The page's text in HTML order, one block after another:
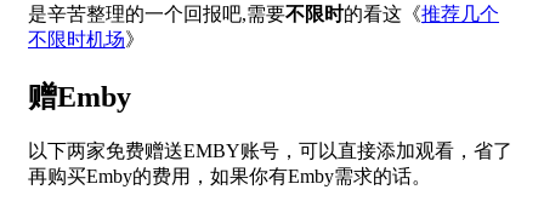
是辛苦整理的一个回报吧,需要不限时的看这《推荐几个
不限时机场》
赠Emby
以下两家免费赠送EMBY账号，可以直接添加观看，省了
再购买Emby的费用，如果你有Emby需求的话。